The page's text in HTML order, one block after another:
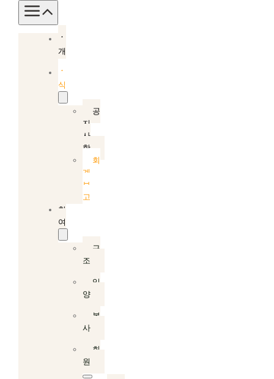
Toggle
Navigation
소
개
소
식
공
지
사
항
회
계
보
고
참
여
구
조
입
양
봉
사
회
원